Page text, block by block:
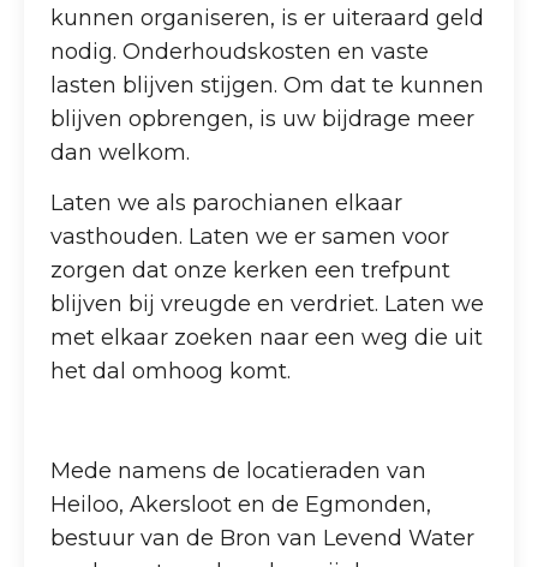
kunnen organiseren, is er uiteraard geld
nodig. Onderhoudskosten en vaste
lasten blijven stijgen. Om dat te kunnen
blijven opbrengen, is uw bijdrage meer
dan welkom.
Laten we als parochianen elkaar
vasthouden. Laten we er samen voor
zorgen dat onze kerken een trefpunt
blijven bij vreugde en verdriet. Laten we
met elkaar zoeken naar een weg die uit
het dal omhoog komt.
Mede namens de locatieraden van
Heiloo, Akersloot en de Egmonden,
bestuur van de Bron van Levend Water